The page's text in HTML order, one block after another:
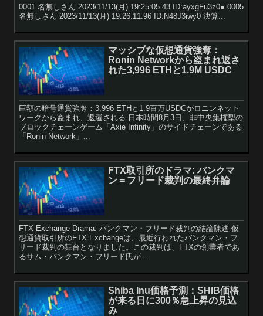
0001 名無しさん 2023/11/13(月) 19:25:05.43 ID:ayxgFu3z0● 0005
名無しさん 2023/11/13(月) 19:26:11.96 ID:N48J3iwy0 決算...
マッシブな仮想通貨強奪：
Ronin Networkから盗まれ返さ
れた3,996 ETHと1.9M USDC
巨額の暗号通貨強奪：3,996 ETHと1.9百万USDCがロニンネット
ワークから盗まれ、返還される 日本時間8月3日、非中央集権型の
ブロックチェーンゲーム「Axie Infinity」のサイドチェーンである
「Ronin Network」...
FTX取引所のドラマ: バンクマ
ン＝フリード裁判の最終弁論
FTX Exchange Drama: バンクマン・フリード裁判の結論陳述 仮
想通貨取引所のFTX Exchangeは、最近行われたバンクマン・フ
リード裁判の舞台となりました。この裁判は、FTXの創業者であ
るサム・バンクマン・フリード氏が...
Shiba Inu価格予測：SHIB価格
が来る日に300％急上昇の見込
み